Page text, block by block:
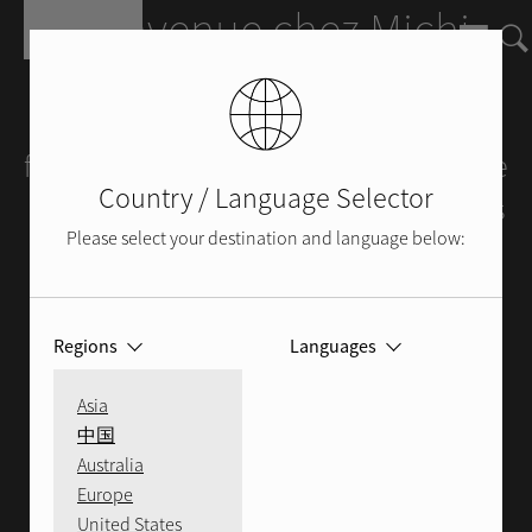
Bienvenue chez Michi
Michi est une gamme prestigieuse de
produits nés de l’histoire et du savoir-
faire hérités de Rotel. Michi représente
plus de 55 années d'expérience alliées
à la passion d'une entreprise familiale
et d’un cercle d’utilisateurs satisfaits
qui s'élargit continuellement.
acoustique. Perfection visuelle. Michi,
parce que nous nous chargeons
personnellement de notre réputation
Country / Language Selector
Please select your destination and language below:
Regions
Asia
中国
Australia
Europe
United States
Languages